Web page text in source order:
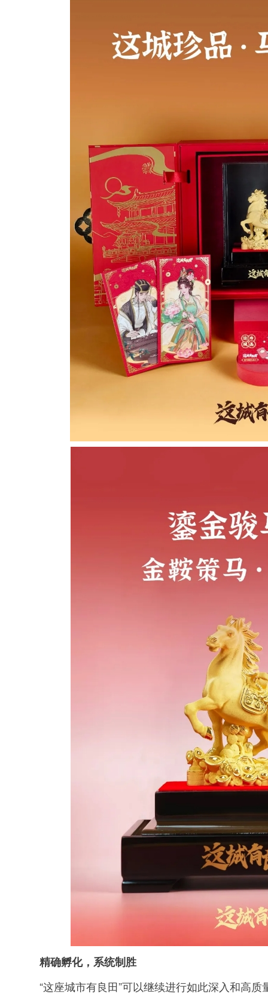
精确孵化，系统制胜
“这座城市有良田”可以继续进行如此深入和高